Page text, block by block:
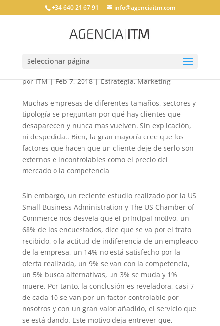
+34 640 21 67 91 info@agenciaitm.com
Seleccionar página
porITM|Feb 7, 2018|Estrategia,Marketing
Muchas empresas de diferentes tamaños, sectores y
tipología se preguntan por qué hay clientes que
desaparecen y nunca mas vuelven. Sin explicación,
ni despedida.. Bien, la gran mayoría cree que los
factores que hacen que un cliente deje de serlo son
externos e incontrolables como el precio del
mercado o la competencia.
Sin embargo, un reciente estudio realizado por la US
Small Business Administration y The US Chamber of
Commerce nos desvela que el principal motivo, un
68% de los encuestados, dice que se va por el trato
recibido, o la actitud de indiferencia de un empleado
de la empresa, un 14% no está satisfecho por la
oferta realizada, un 9% se van con la competencia,
un 5% busca alternativas, un 3% se muda y 1%
muere. Por tanto, la conclusión es reveladora, casi 7
de cada 10 se van por un factor controlable por
nosotros y con un gran valor añadido, el servicio que
se está dando. Este motivo deja entrever que,